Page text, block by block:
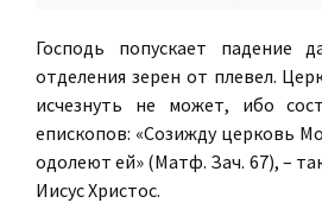
Господь попускает падение
отделения зерен от плевел.
исчезнуть не может, ибо
епископов: «Созижду церковь
одолеют ей» (Матф. Зач. 67), –
Иисус Христос.